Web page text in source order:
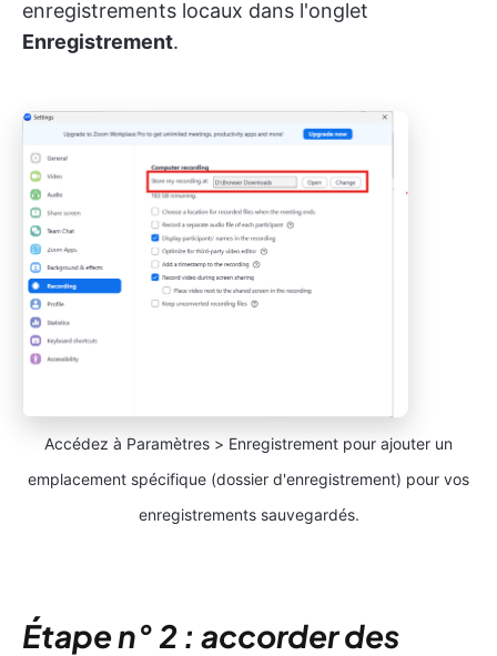
enregistrements locaux dans l'onglet
Enregistrement.
Accédez à Paramètres > Enregistrement pour ajouter un
emplacement spécifique (dossier d'enregistrement) pour vos
enregistrements sauvegardés.
Étape n° 2 : accorder des